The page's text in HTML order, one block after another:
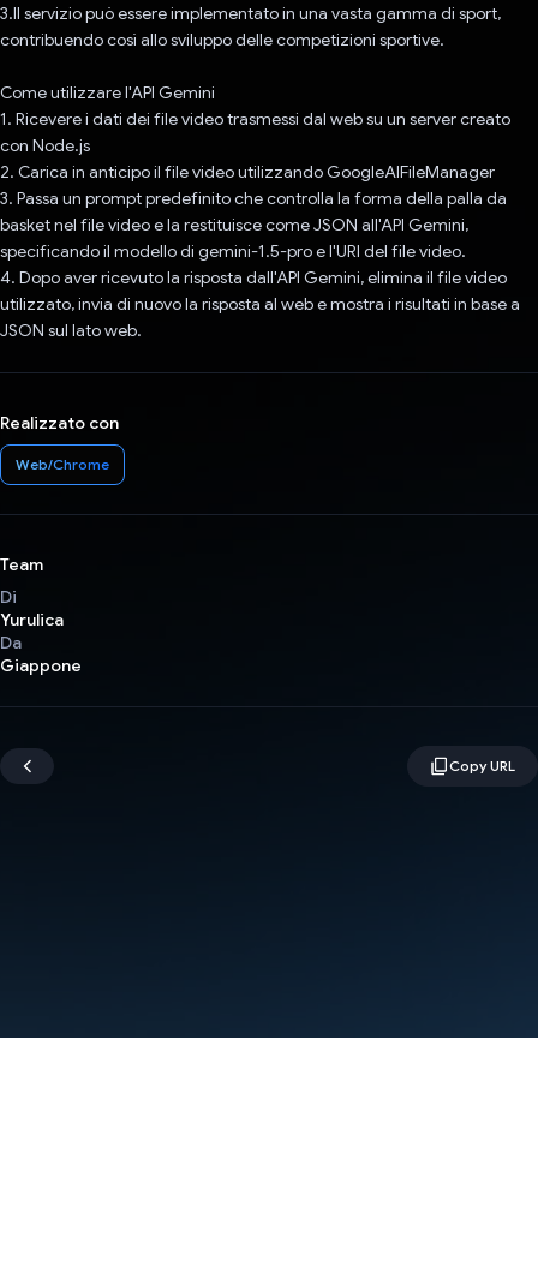
3.Il servizio può essere implementato in una vasta gamma di sport,
contribuendo così allo sviluppo delle competizioni sportive.
Come utilizzare l'API Gemini
1. Ricevere i dati dei file video trasmessi dal web su un server creato
con Node.js
2. Carica in anticipo il file video utilizzando GoogleAIFileManager
3. Passa un prompt predefinito che controlla la forma della palla da
basket nel file video e la restituisce come JSON all'API Gemini,
specificando il modello di gemini-1.5-pro e l'URI del file video.
4. Dopo aver ricevuto la risposta dall'API Gemini, elimina il file video
utilizzato, invia di nuovo la risposta al web e mostra i risultati in base a
JSON sul lato web.
Realizzato con
Web/Chrome
Team
Di
Yurulica
Da
Giappone